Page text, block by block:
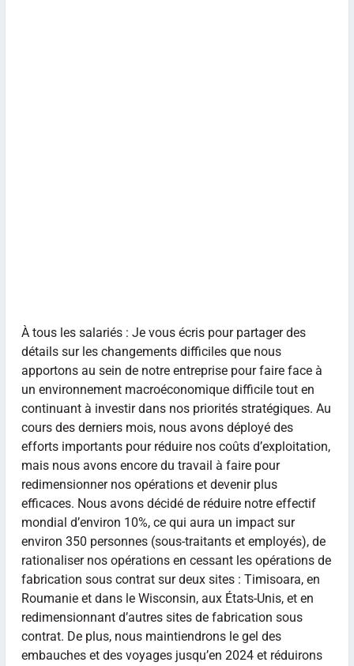
À tous les salariés : Je vous écris pour partager des
détails sur les changements difficiles que nous
apportons au sein de notre entreprise pour faire face à
un environnement macroéconomique difficile tout en
continuant à investir dans nos priorités stratégiques. Au
cours des derniers mois, nous avons déployé des
efforts importants pour réduire nos coûts d’exploitation,
mais nous avons encore du travail à faire pour
redimensionner nos opérations et devenir plus
efficaces. Nous avons décidé de réduire notre effectif
mondial d’environ 10%, ce qui aura un impact sur
environ 350 personnes (sous-traitants et employés), de
rationaliser nos opérations en cessant les opérations de
fabrication sous contrat sur deux sites : Timisoara, en
Roumanie et dans le Wisconsin, aux États-Unis, et en
redimensionnant d’autres sites de fabrication sous
contrat. De plus, nous maintiendrons le gel des
embauches et des voyages jusqu’en 2024 et réduirons